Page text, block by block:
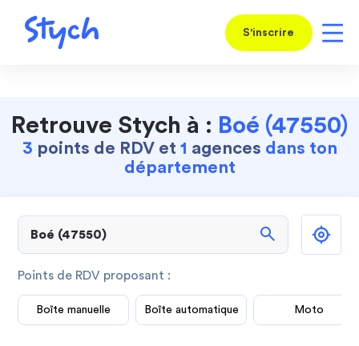
S'inscrire
Retrouve Stych à : Boé (47550)
3 points de RDV et 1 agences dans ton
département
search
Points de RDV proposant :
Boîte manuelle Boîte automatique Moto